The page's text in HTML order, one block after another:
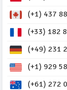
(+1) 437
(+33) 182
(+49) 231
(+1) 929
(+61) 272